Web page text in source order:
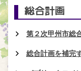
総合計画
第２次甲州市総
総合計画を補完